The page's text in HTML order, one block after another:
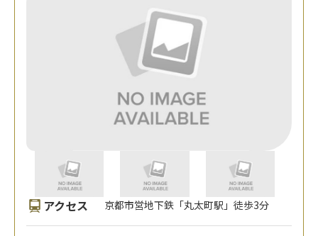
アクセス 京都市営地下鉄「丸太町駅」徒歩3分